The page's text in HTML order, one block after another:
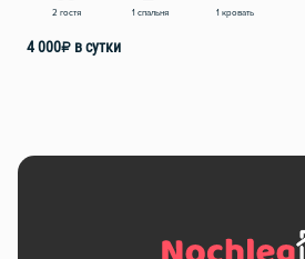
2 гостя 1 спальня 1 кровать
4 000₽ в сутки